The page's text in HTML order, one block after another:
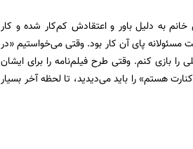
خانم به دلیل باور و اعتقادش کم‌کار شده و کار
مسئولانه پای آن کار بود. وقتی می‌خواستیم «در
بازی کنم. وقتی طرح فیلم‌نامه را برای ایشان
هستم» را باید می‌دیدید، تا لحظه آخر بسیار